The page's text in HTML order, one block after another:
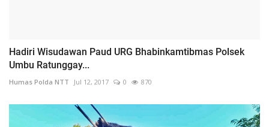
Hadiri Wisudawan Paud URG Bhabinkamtibmas Polsek
Umbu Ratunggay...
Humas Polda NTT Jul 12, 2017 0 870